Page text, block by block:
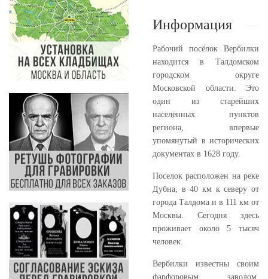
Информация
Рабочий посёлок Вербилки
находится в Талдомском
городском округе
Московской области. Это
один из старейших
населённых пунктов
региона, впервые
упомянутый в исторических
документах в 1628 году.
Поселок расположен на реке
Дубна, в 40 км к северу от
города Талдома и в 111 км от
Москвы. Сегодня здесь
проживает около 5 тысяч
человек.
Вербилки известны своим
фарфоровым заводом,